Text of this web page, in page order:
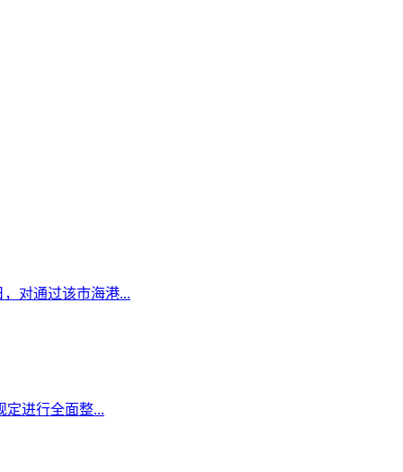
，对通过该市海港...
定进行全面整...